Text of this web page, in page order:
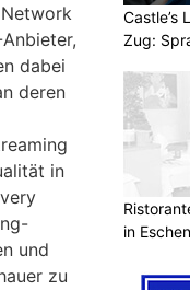
dabei
deren
in
und
zu
Castle’s
Zug:
in